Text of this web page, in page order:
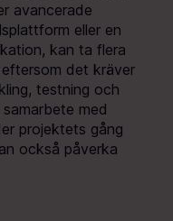
avancerade
eller en
kan ta flera
det kräver
testning och
med
projektets gång
också påverka